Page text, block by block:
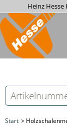
Heinz
Start